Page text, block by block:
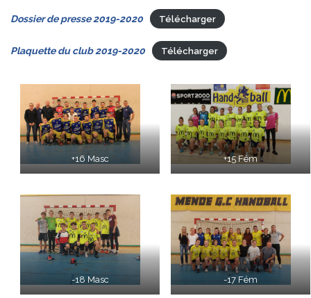
Dossier de presse 2019-2020 Télécharger
Plaquette du club 2019-2020 Télécharger
+16 Masc +15 Fém
-18 Masc -17 Fém